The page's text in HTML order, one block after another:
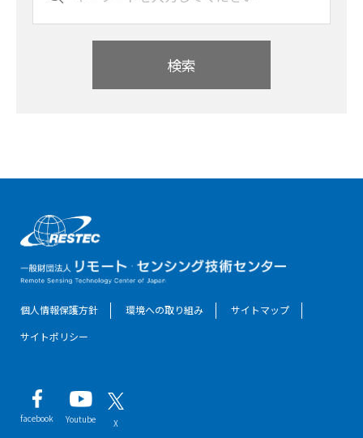
検索
個人情報保護方針 環境への取り組み
サイトマップ
サイトポリシー
facebook Youtube X